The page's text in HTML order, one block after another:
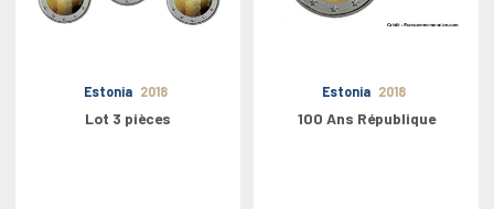
Estonia 2018
Lot 3 pièces
Estonia 2018
100 Ans République